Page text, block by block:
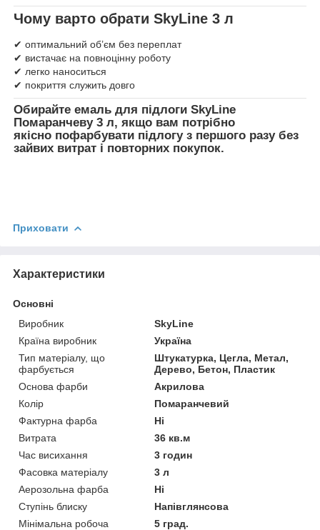
Чому варто обрати SkyLine 3 л
✔ оптимальний об’єм без переплат
✔ вистачає на повноцінну роботу
✔ легко наноситься
✔ покриття служить довго
Обирайте емаль для підлоги SkyLine
Помаранчеву 3 л, якщо вам потрібно
якісно пофарбувати підлогу з першого разу без
зайвих витрат і повторних покупок.
Приховати
Характеристики
Основні
Виробник
SkyLine
Країна виробник
Україна
Тип матеріалу, що
фарбується
Штукатурка, Цегла, Метал,
Дерево, Бетон, Пластик
Основа фарби
Акрилова
Колір
Помаранчевий
Фактурна фарба
Ні
Витрата
36 кв.м
Час висихання
3 годин
Фасовка матеріалу
3 л
Аерозольна фарба
Ні
Ступінь блиску
Напівглянсова
Мінімальна робоча
5 град.